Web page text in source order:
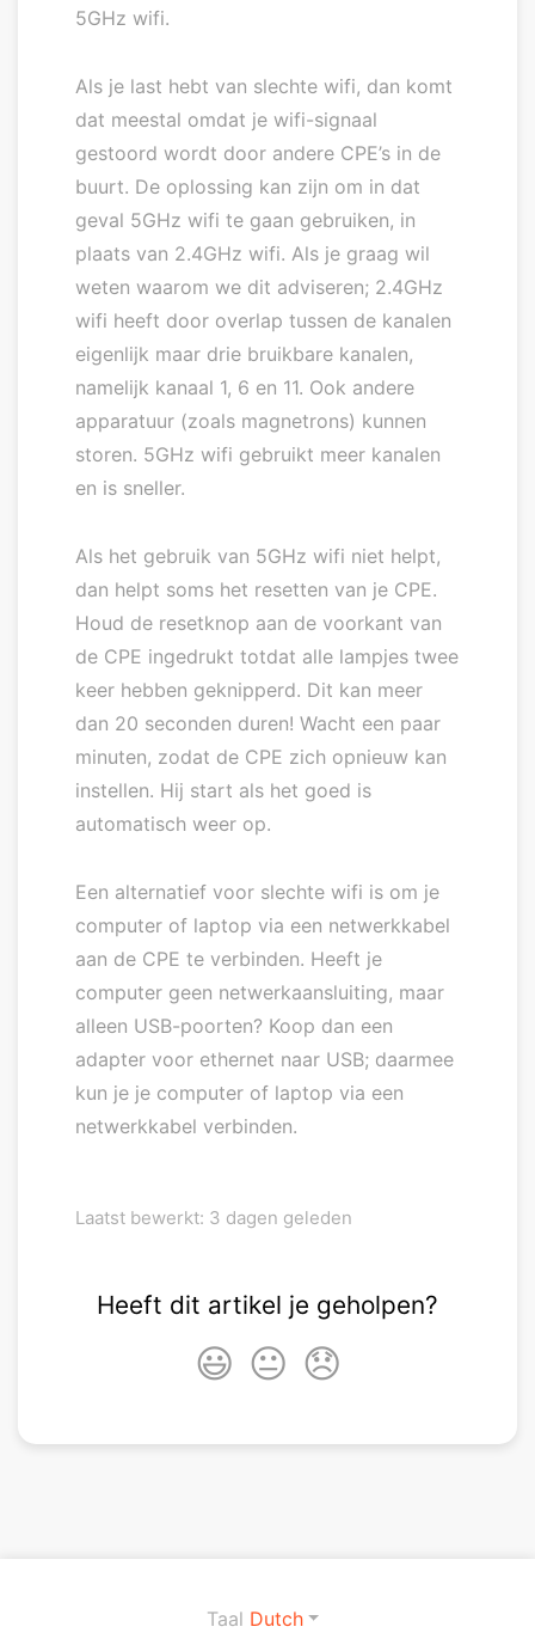
5GHz wifi.
Als je last hebt van slechte wifi, dan komt
dat meestal omdat je wifi-signaal
gestoord wordt door andere CPE’s in de
buurt. De oplossing kan zijn om in dat
geval 5GHz wifi te gaan gebruiken, in
plaats van 2.4GHz wifi. Als je graag wil
weten waarom we dit adviseren; 2.4GHz
wifi heeft door overlap tussen de kanalen
eigenlijk maar drie bruikbare kanalen,
namelijk kanaal 1, 6 en 11. Ook andere
apparatuur (zoals magnetrons) kunnen
storen. 5GHz wifi gebruikt meer kanalen
en is sneller.
Als het gebruik van 5GHz wifi niet helpt,
dan helpt soms het resetten van je CPE.
Houd de resetknop aan de voorkant van
de CPE ingedrukt totdat alle lampjes twee
keer hebben geknipperd. Dit kan meer
dan 20 seconden duren! Wacht een paar
minuten, zodat de CPE zich opnieuw kan
instellen. Hij start als het goed is
automatisch weer op.
Een alternatief voor slechte wifi is om je
computer of laptop via een netwerkkabel
aan de CPE te verbinden. Heeft je
computer geen netwerkaansluiting, maar
alleen USB-poorten? Koop dan een
adapter voor ethernet naar USB; daarmee
kun je je computer of laptop via een
netwerkkabel verbinden.
Laatst bewerkt: 3 dagen geleden
Heeft dit artikel je geholpen?
😃 😐 😞
Taal Dutch